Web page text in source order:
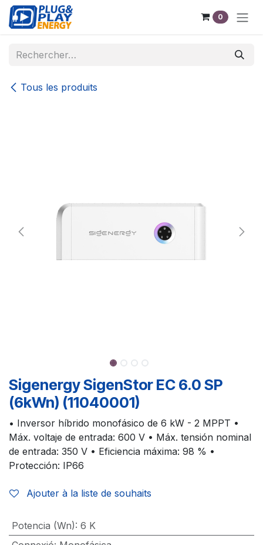
Se rendre au contenu
0
Tous les produits
Sigenergy SigenStor EC 6.0 SP
(6kWn) (11040001)
• Inversor híbrido monofásico de 6 kW - 2 MPPT •
Máx. voltaje de entrada: 600 V • Máx. tensión nominal
de entrada: 350 V • Eficiencia máxima: 98 % •
Protección: IP66
Ajouter à la liste de souhaits
Potencia (Wn): 6 K